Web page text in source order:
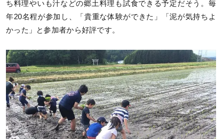
ち料理やいも汁などの郷土料理も試食できる予定だそう。毎
年20名程が参加し、「貴重な体験ができた」「泥が気持ちよ
かった」と参加者から好評です。